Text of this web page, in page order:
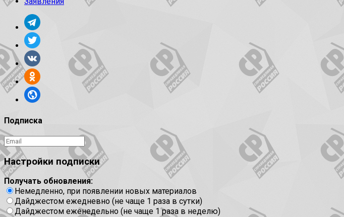
Подписка
Настройки подписки
Получать обновления:
Немедленно, при появлении новых материалов
Дайджестом ежедневно (не чаще 1 раза в сутки)
Дайджестом еженедельно (не чаще 1 раза в неделю)